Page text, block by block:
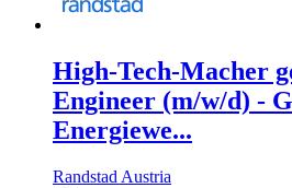
High-Tech-Macher
Engineer (m/w/d) -
Energiewe...
Randstad Austria